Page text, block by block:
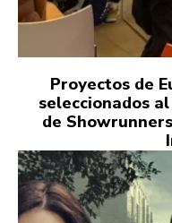
Proyectos de
seleccionados
de